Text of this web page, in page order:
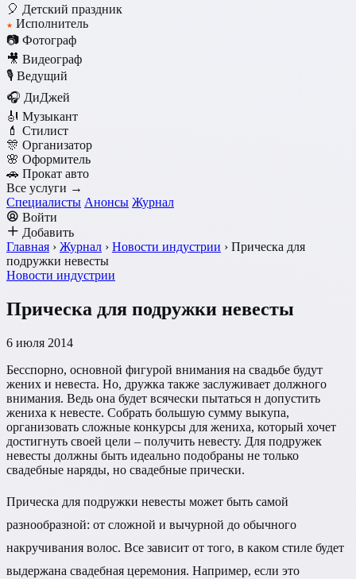
🎈 Детский праздник
★ Исполнитель
📷 Фотограф
🎥 Видеограф
🎙️ Ведущий
🎧 ДиДжей
🎻 Музыкант
💄 Стилист
🎊 Организатор
🌸 Оформитель
🚗 Прокат авто
Все услуги →
Специалисты Анонсы Журнал
Войти
Добавить
Главная › Журнал › Новости индустрии › Прическа для
подружки невесты
Новости индустрии
Прическа для подружки невесты
6 июля 2014
Бесспорно, основной фигурой внимания на свадьбе будут
жених и невеста. Но, дружка также заслуживает должного
внимания. Ведь она будет всячески пытаться н допустить
жениха к невесте. Собрать большую сумму выкупа,
организовать сложные конкурсы для жениха, который хочет
достигнуть своей цели – получить невесту. Для подружек
невесты должны быть идеально подобраны не только
свадебные наряды, но свадебные прически.
Прическа для подружки невесты может быть самой
разнообразной: от сложной и вычурной до обычного
накручивания волос. Все зависит от того, в каком стиле будет
выдержана свадебная церемония. Например, если это